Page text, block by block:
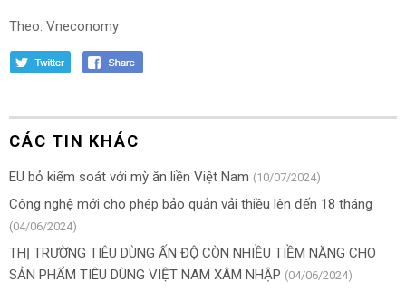
Theo: Vneconomy
CÁC TIN KHÁC
EU bỏ kiểm soát với mỳ ăn liền Việt Nam (10/07/2024)
Công nghệ mới cho phép bảo quản vải thiều lên đến 18 tháng
(04/06/2024)
THỊ TRƯỜNG TIÊU DÙNG ẤN ĐỘ CÒN NHIỀU TIỀM NĂNG CHO
SẢN PHẨM TIÊU DÙNG VIỆT NAM XÂM NHẬP (04/06/2024)